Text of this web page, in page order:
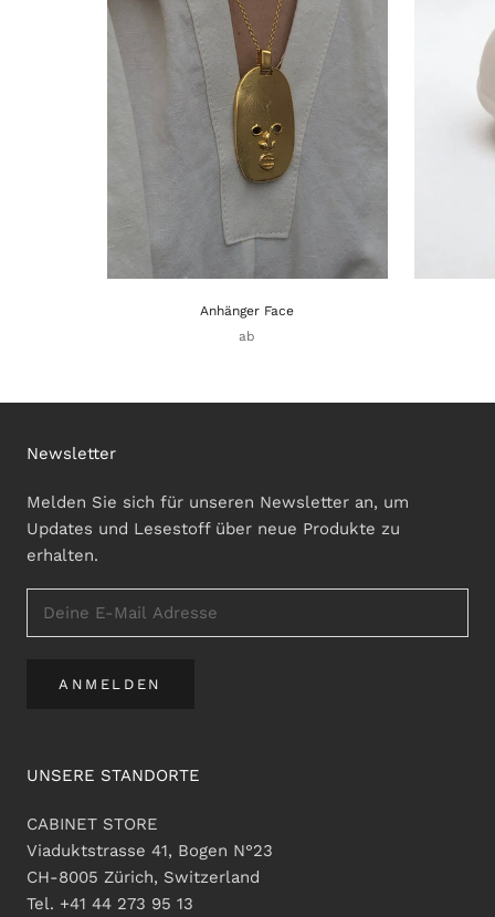
Anhänger Face
ab
Newsletter
Melden Sie sich für unseren Newsletter an, um
Updates und Lesestoff über neue Produkte zu
erhalten.
ANMELDEN
UNSERE STANDORTE
CABINET STORE
Viaduktstrasse 41, Bogen N°23
CH-8005 Zürich, Switzerland
Tel. +41 44 273 95 13